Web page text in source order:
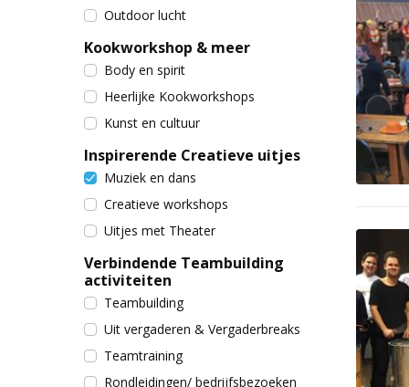
Outdoor lucht
Kookworkshop & meer
Body en spirit
Heerlijke Kookworkshops
Kunst en cultuur
Inspirerende Creatieve uitjes
Muziek en dans
Creatieve workshops
Uitjes met Theater
Verbindende Teambuilding
activiteiten
Teambuilding
Uit vergaderen & Vergaderbreaks
Teamtraining
Rondleidingen/ bedrijfsbezoeken